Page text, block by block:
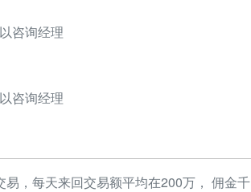
咨询经理
咨询经理
，每天来回交易额平均在200万， 佣金千